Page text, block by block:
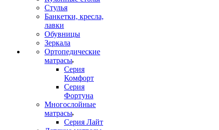
Стулья
Банкетки, кресла,
лавки
Обувницы
Зеркала
Ортопедические
матрасы
Серия
Комфорт
Серия
Фортуна
Многослойные
матрасы
Серия Лайт